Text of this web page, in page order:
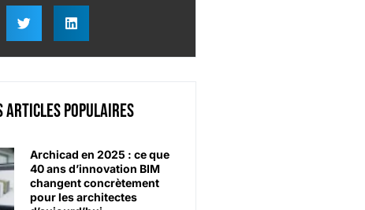
articles populaires
Archicad en 2025 : ce que
40 ans d’innovation BIM
changent concrètement
pour les architectes